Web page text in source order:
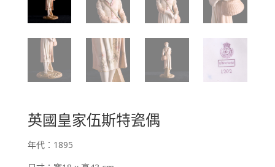
英國皇家伍斯特瓷偶
年代：1895